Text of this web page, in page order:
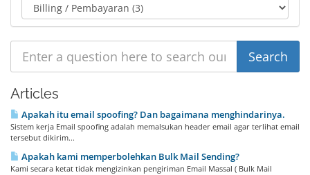
Articles
Apakah itu email spoofing? Dan bagaimana menghindarinya.
Sistem kerja Email spoofing adalah memalsukan header email agar terlihat email
tersebut dikirim...
Apakah kami memperbolehkan Bulk Mail Sending?
Kami secara ketat tidak mengizinkan pengiriman Email Massal ( Bulk Mail